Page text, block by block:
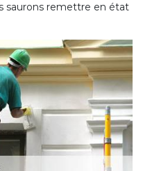
saurons remettre en état